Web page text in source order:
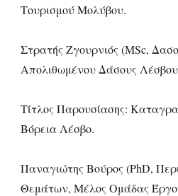
Τουρισμού Μολύβου.
Στρατής Ζγουρνιός (MSc,
Απολιθωμένου Δάσους Λέσβου
Τίτλος Παρουσίασης:
Βόρεια Λέσβο.
Παναγιώτης Βούρος (PhD,
Θεμάτων, Μέλος Ομάδας